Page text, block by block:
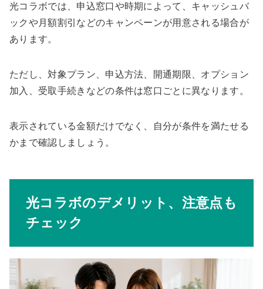
光コラボでは、申込窓口や時期によって、キャッシュバ
ックや月額割引などのキャンペーンが用意される場合が
あります。
ただし、対象プラン、申込方法、開通期限、オプション
加入、受取手続きなどの条件は窓口ごとに異なります。
表示されている金額だけでなく、自分が条件を満たせる
かまで確認しましょう。
光コラボのデメリット、注意点も
チェック